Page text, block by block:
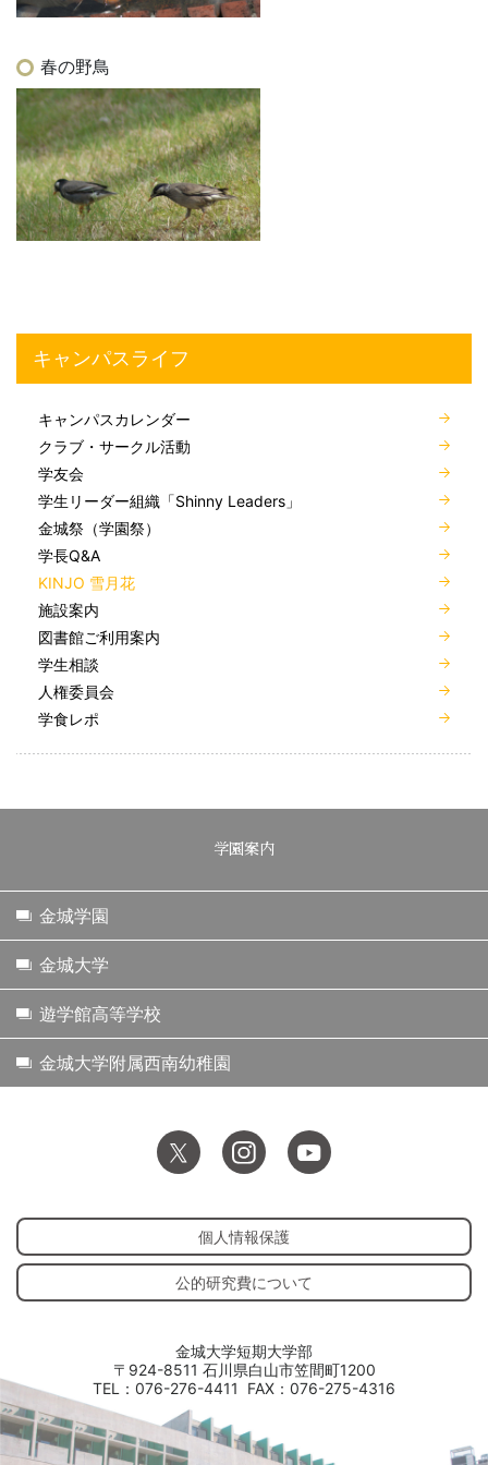
春の野鳥
キャンパスライフ
キャンパスカレンダー
クラブ・サークル活動
学友会
学生リーダー組織「Shinny Leaders」
金城祭（学園祭）
学長Q&A
KINJO 雪月花
施設案内
図書館ご利用案内
学生相談
人権委員会
学食レポ
学園案内
金城学園
金城大学
遊学館高等学校
金城大学附属西南幼稚園
個人情報保護
公的研究費について
金城大学短期大学部
〒924-8511 石川県白山市笠間町1200
TEL：076-276-4411
FAX：076-275-4316